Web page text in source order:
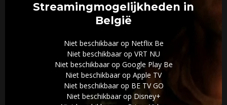
Streamingmogelijkheden in
België
Niet beschikbaar op Netflix Be
Niet beschikbaar op VRT NU
Niet beschikbaar op Google Play Be
Niet beschikbaar op Apple TV
Niet beschikbaar op BE TV GO
Niet beschikbaar op Disney+